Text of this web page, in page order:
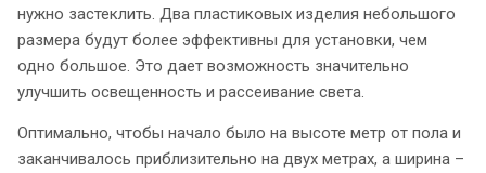
нужно застеклить. Два пластиковых изделия небольшого
размера будут более эффективны для установки, чем
одно большое. Это дает возможность значительно
улучшить освещенность и рассеивание света.
Оптимально, чтобы начало было на высоте метр от пола и
заканчивалось приблизительно на двух метрах, а ширина –